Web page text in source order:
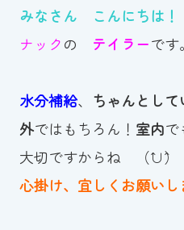
お知らせ
カレンダー
波スイタイムズ
お問い合わせ
みなさん こんにちは！
ナックの テイラーです。
水分補給、 ちゃんとし
外ではもちろん！ 室内で
大切ですからね （ˆ∪ˆ）
心掛け、宜しくお願いし